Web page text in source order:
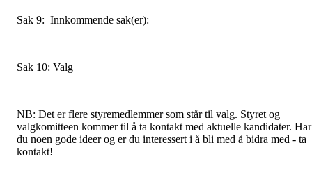
Sak 9: Innkommende sak(er):
Sak 10: Valg
NB: Det er flere styremedlemmer som står til valg. Styret og
valgkomitteen kommer til å ta kontakt med aktuelle kandidater. Har
du noen gode ideer og er du interessert i å bli med å bidra med - ta
kontakt!